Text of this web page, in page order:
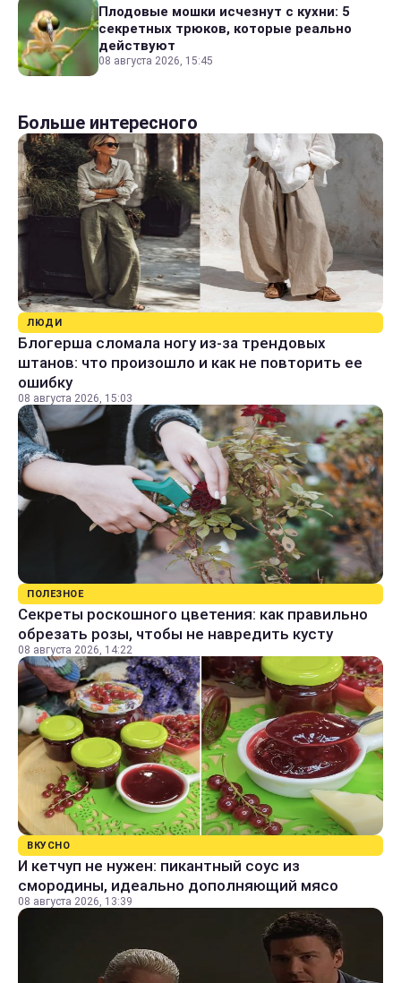
Плодовые мошки исчезнут с кухни: 5
секретных трюков, которые реально
действуют
08 августа 2026, 15:45
Больше интересного
ЛЮДИ
Блогерша сломала ногу из-за трендовых
штанов: что произошло и как не повторить ее
ошибку
08 августа 2026, 15:03
ПОЛЕЗНОЕ
Секреты роскошного цветения: как правильно
обрезать розы, чтобы не навредить кусту
08 августа 2026, 14:22
ВКУСНО
И кетчуп не нужен: пикантный соус из
смородины, идеально дополняющий мясо
08 августа 2026, 13:39